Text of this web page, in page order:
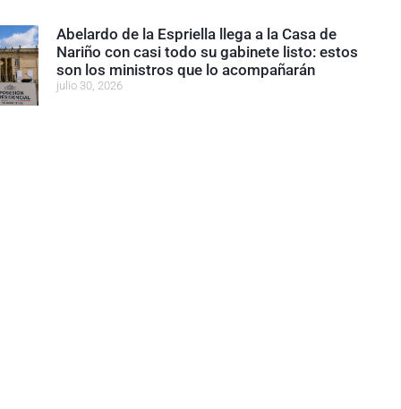
Abelardo de la Espriella llega a la Casa de
Nariño con casi todo su gabinete listo: estos
son los ministros que lo acompañarán
julio 30, 2026